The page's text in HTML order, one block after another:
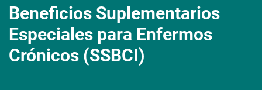
Beneficios Suplementarios
Especiales para Enfermos
Crónicos (SSBCI)